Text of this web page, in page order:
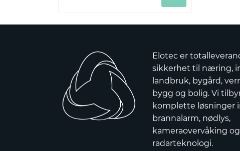
Elotec er
sikkerhet til næring,
landbruk, bygård,
bygg og bolig. Vi
komplette løsninger
brannalarm, nødlys,
kameraovervåking og
radarteknologi.